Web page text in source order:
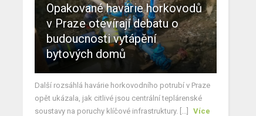
Opakované havárie horkovodů
v Praze otevírají debatu o
budoucnosti vytápění
bytových domů
Další rozsáhlá havárie horkovodního potrubí v Praze
opět ukázala, jak citlivé jsou centrální teplárenské
soustavy na poruchy klíčové infrastruktury. [...]
Více